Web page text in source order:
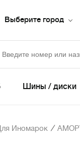
Выберите город
Шины / диски
Иномарок /